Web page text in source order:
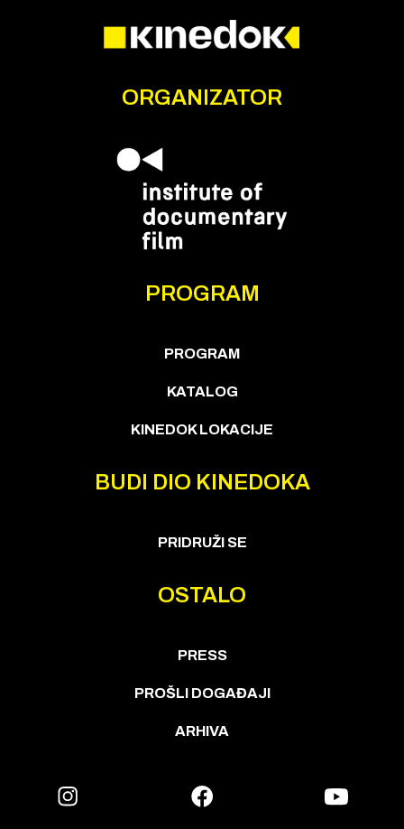
ORGANIZATOR
PROGRAM
PROGRAM
KATALOG
KINEDOK LOKACIJE
BUDI DIO KINEDOKA
PRIDRUŽI SE
OSTALO
PRESS
PROŠLI DOGAĐAJI
ARHIVA